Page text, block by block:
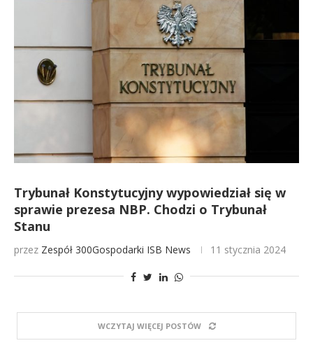
Trybunał Konstytucyjny wypowiedział się w
sprawie prezesa NBP. Chodzi o Trybunał
Stanu
przez Zespół 300Gospodarki ISB News 11 stycznia 2024
WCZYTAJ WIĘCEJ POSTÓW